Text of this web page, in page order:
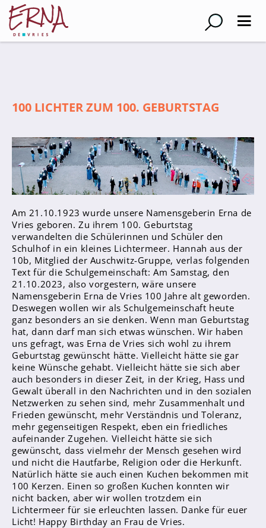
Lehrer*innen
Schulsozialarbeiter
Referendar*innen
Teams
Schüler*innen
Schüler*innenvertretung
Sporthelfer*innen
Sanitätsdienst
Eltern
Förderverein
Elternvertreter*innen
Mitarbeiter*innen
Sekretär*innen
Hausmeister
Lehrer*innen Ausbildung
Praktika und Praxissemester
Referendariat
100 LICHTER ZUM 100. GEBURTSTAG
Am 21.10.1923 wurde unsere Namensgeberin Erna de
Vries geboren. Zu ihrem 100. Geburtstag
verwandelten die Schülerinnen und Schüler den
Schulhof in ein kleines Lichtermeer. Hannah aus der
10b, Mitglied der Auschwitz-Gruppe, verlas folgenden
Text für die Schulgemeinschaft: Am Samstag, den
21.10.2023, also vorgestern, wäre unsere
Namensgeberin Erna de Vries 100 Jahre alt geworden.
Deswegen wollen wir als Schulgemeinschaft heute
ganz besonders an sie denken. Wenn man Geburtstag
hat, dann darf man sich etwas wünschen. Wir haben
uns gefragt, was Erna de Vries sich wohl zu ihrem
Geburtstag gewünscht hätte. Vielleicht hätte sie gar
keine Wünsche gehabt. Vielleicht hätte sie sich aber
auch besonders in dieser Zeit, in der Krieg, Hass und
Gewalt überall in den Nachrichten und in den sozialen
Netzwerken zu sehen sind, mehr Zusammenhalt und
Frieden gewünscht, mehr Verständnis und Toleranz,
mehr gegenseitigen Respekt, eben ein friedliches
aufeinander Zugehen. Vielleicht hätte sie sich
gewünscht, dass vielmehr der Mensch gesehen wird
und nicht die Hautfarbe, Religion oder die Herkunft.
Natürlich hätte sie auch einen Kuchen bekommen mit
100 Kerzen. Einen so großen Kuchen konnten wir
nicht backen, aber wir wollen trotzdem ein
Lichtermeer für sie erleuchten lassen. Danke für euer
Licht! Happy Birthday an Frau de Vries.